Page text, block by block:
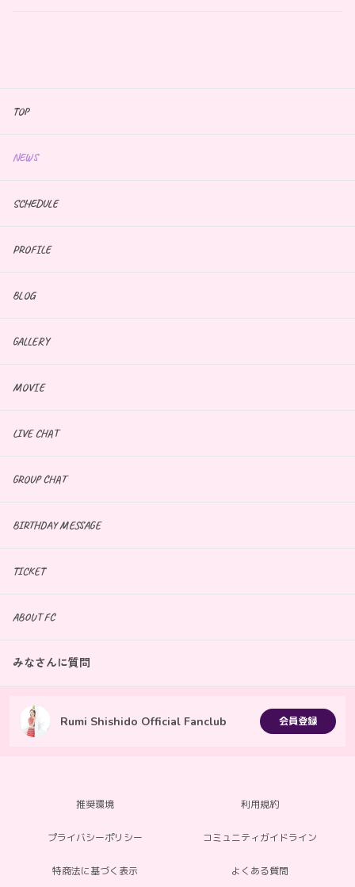
TOP
NEWS
SCHEDULE
PROFILE
BLOG
GALLERY
MOVIE
LIVE CHAT
GROUP CHAT
BIRTHDAY MESSAGE
TICKET
ABOUT FC
みなさんに質問
Rumi Shishido Official Fanclub 会員登録
推奨環境 利用規約
プライバシーポリシー コミュニティガイドライン
特商法に基づく表示 よくある質問